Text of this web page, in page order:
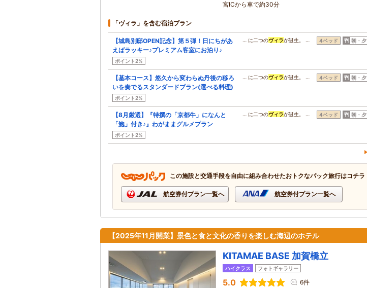
宮ICから車で約30分
「ヴィラ」を含む宿泊プラン
【城島別邸OPEN記念】第５弾！日にちがあ
えばラッキー♪プレミアム客室にお泊り♪
ポイント2%
… に二つのヴィラが誕生。 … 4ベッド 朝・夕
【基本コース】悠久から変わらぬ丹後の移ろ
いを奏でるスタンダードプラン(選べる料理)
ポイント2%
… に二つのヴィラが誕生。 … 4ベッド 朝・夕
【8月厳選】『特撰の「京都牛」になんと
「鮑」付き♪』わがままグルメプラン
ポイント2%
… に二つのヴィラが誕生。 … 4ベッド 朝・夕
この施設と交通手段を自由に組み合わせたおトクなパック旅行はコチラ
航空券付プラン一覧へ 航空券付プラン一覧へ
【2025年11月開業】景色と食と文化の香りを楽しむ海辺のホテル
KITAMAE BASE 加賀橋立
ハイクラス フォトギャラリー
5.0 6件